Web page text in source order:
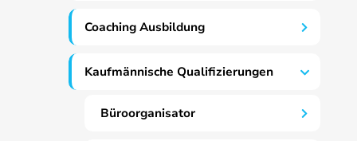
Coaching Ausbildung
Kaufmännische Qualifizierungen
Büroorganisator